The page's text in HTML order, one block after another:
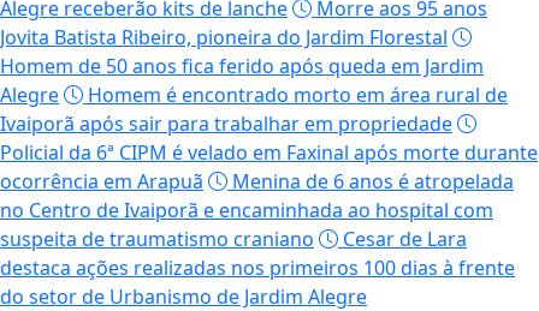
Alegre receberão kits de lanche
Morre aos 95 anos
Jovita Batista Ribeiro, pioneira do Jardim Florestal
Homem de 50 anos fica ferido após queda em Jardim
Alegre
Homem é encontrado morto em área rural de
Ivaiporã após sair para trabalhar em propriedade
Policial da 6ª CIPM é velado em Faxinal após morte durante
ocorrência em Arapuã
Menina de 6 anos é atropelada
no Centro de Ivaiporã e encaminhada ao hospital com
suspeita de traumatismo craniano
Cesar de Lara
destaca ações realizadas nos primeiros 100 dias à frente
do setor de Urbanismo de Jardim Alegre